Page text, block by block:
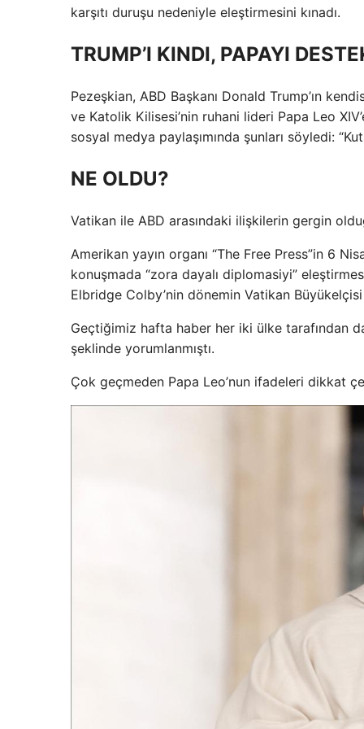
karşıtı duruşu nedeniyle eleştirmesini kınadı.
TRUMP’I KINDI, PAPAYI
Pezeşkian, ABD Başkanı Donald Trump’ın
ve Katolik Kilisesi’nin ruhani lideri Papa Leo
sosyal medya paylaşımında şunları söyledi:
NE OLDU?
Vatikan ile ABD arasındaki ilişkilerin gergin
Amerikan yayın organı “The Free Press”in 6
konuşmada “zora dayalı diplomasiyi”
Elbridge Colby’nin dönemin Vatikan
Geçtiğimiz hafta haber her iki ülke tarafından
şeklinde yorumlanmıştı.
Çok geçmeden Papa Leo’nun ifadeleri dikkat